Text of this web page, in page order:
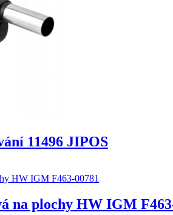
11496 JIPOS
na plochy HW IGM